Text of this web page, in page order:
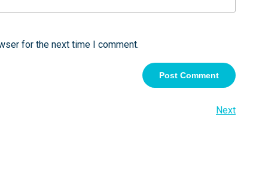
for the next time I comment.
Next
Next